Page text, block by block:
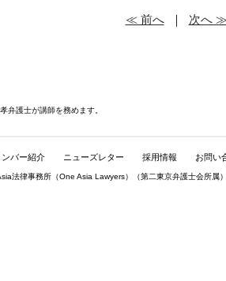
弁護士が講師を務めます。
≪ 前へ｜ 次へ ≫
ンバー紹介 ニューズレター 採用情報 お問い
法律事務所（One Asia Lawyers）（第二東京弁護士会所属